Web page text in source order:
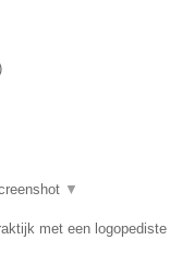
▼
met een logopediste